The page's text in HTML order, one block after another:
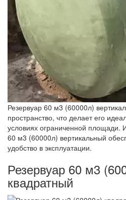
Резервуар 60 м3 (60000л)
пространство, что делает его
условиях ограниченной площади.
60 м3 (60000л) вертикальный
удобство в эксплуатации.
Резервуар 60 м3
квадратный